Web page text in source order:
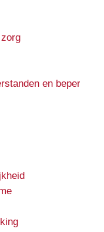
en beperkingen